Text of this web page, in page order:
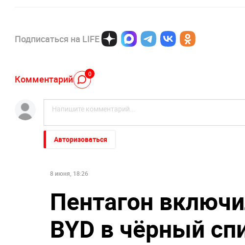
Подписаться на LIFE
Комментарий 0
Авторизоваться
8 июня, 18:26
Пентагон
BYD в чёрный